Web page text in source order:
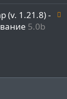
н
(v. 1.21.8) -
5.0b